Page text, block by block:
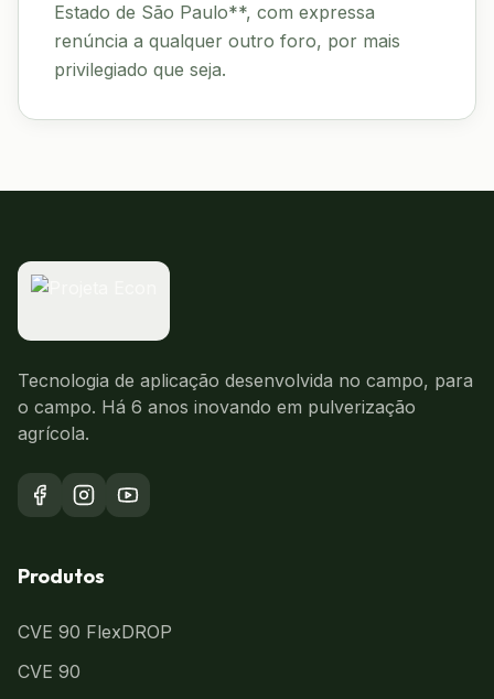
Estado de São Paulo**, com expressa
renúncia a qualquer outro foro, por mais
privilegiado que seja.
Tecnologia de aplicação desenvolvida no campo, para
o campo. Há 6 anos inovando em pulverização
agrícola.
Produtos
CVE 90 FlexDROP
CVE 90